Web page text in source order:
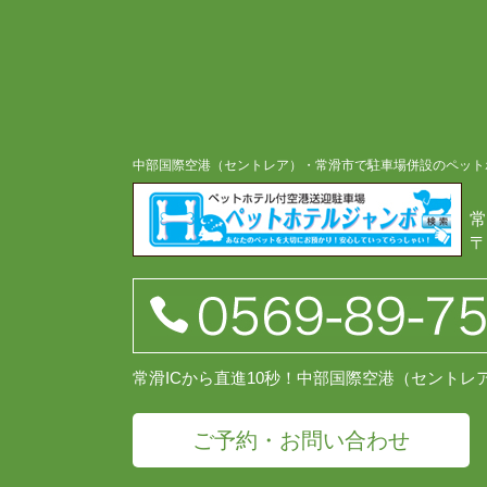
中部国際空港（セントレア）・常滑市で駐車場併設のペッ
常滑ICから直進10秒！中部国際空港（セントレ
ご予約・お問い合わせ